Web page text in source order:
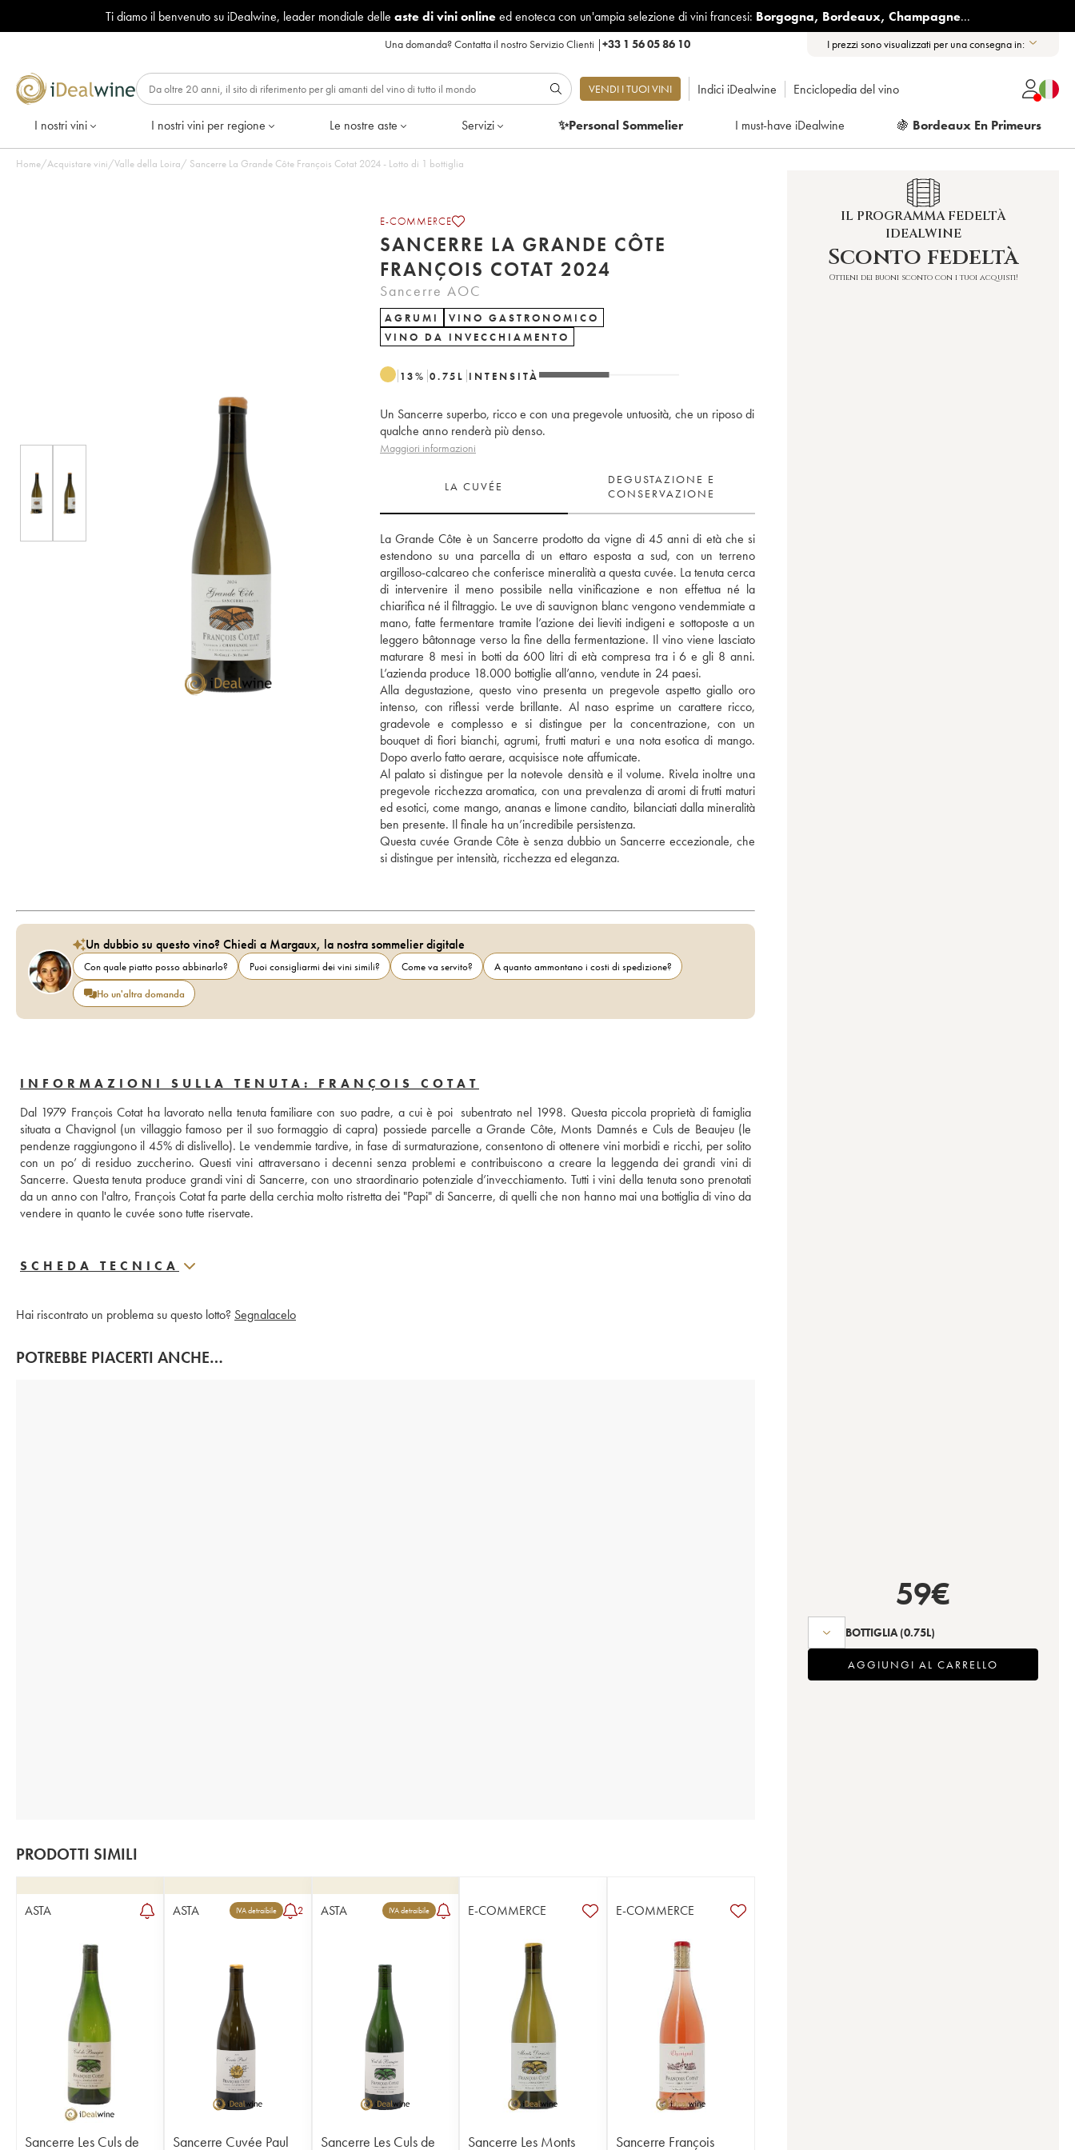
Ti diamo il benvenuto su iDealwine, leader mondiale delle aste di vini onlineed enoteca con un'ampia selezione di vini francesi: Borgogna, Bordeaux, Champagne...
Una domanda?Contatta il nostro Servizio Clienti |+33 1 56 05 86 10 I prezzi sono visualizzati per una consegna in:
VENDI I TUOI VINI Indici iDealwine Enciclopedia del vino
I nostri vini I nostri vini per regione Le nostre aste Servizi ✨Personal Sommelier I must-have iDealwine 🍇 Bordeaux En Primeurs
Home/Acquistare vini/Valle della Loira/ Sancerre La Grande Côte François Cotat 2024 - Lotto di 1 bottiglia
E-COMMERCE
SANCERRE LA GRANDE CÔTE
FRANÇOIS COTAT 2024
Sancerre AOC
AGRUMI
VINO GASTRONOMICO
VINO DA INVECCHIAMENTO
13% 0.75 L INTENSITÀ
Un Sancerre superbo, ricco e con una pregevole untuosità, che un riposo di
qualche anno renderà più denso.
Maggiori informazioni
LA CUVÉE
DEGUSTAZIONE E
CONSERVAZIONE
La Grande Côte è un Sancerre prodotto da vigne di 45 anni di età che si
estendono su una parcella di un ettaro esposta a sud, con un terreno
argilloso-calcareo che conferisce mineralità a questa cuvée. La tenuta cerca
di intervenire il meno possibile nella vinificazione e non effettua né la
chiarifica né il filtraggio. Le uve di sauvignon blanc vengono vendemmiate a
mano, fatte fermentare tramite l’azione dei lieviti indigeni e sottoposte a un
leggero bâtonnage verso la fine della fermentazione. Il vino viene lasciato
maturare 8 mesi in botti da 600 litri di età compresa tra i 6 e gli 8 anni.
L’azienda produce 18.000 bottiglie all’anno, vendute in 24 paesi.
Alla degustazione, questo vino presenta un pregevole aspetto giallo oro
intenso, con riflessi verde brillante. Al naso esprime un carattere ricco,
gradevole e complesso e si distingue per la concentrazione, con un
bouquet di fiori bianchi, agrumi, frutti maturi e una nota esotica di mango.
Dopo averlo fatto aerare, acquisisce note affumicate.
Al palato si distingue per la notevole densità e il volume. Rivela inoltre una
pregevole ricchezza aromatica, con una prevalenza di aromi di frutti maturi
ed esotici, come mango, ananas e limone candito, bilanciati dalla mineralità
ben presente. Il finale ha un’incredibile persistenza.
Questa cuvée Grande Côte è senza dubbio un Sancerre eccezionale, che
si distingue per intensità, ricchezza ed eleganza.
Un dubbio su questo vino? Chiedi a Margaux, la nostra sommelier digitale
Con quale piatto posso abbinarlo? Puoi consigliarmi dei vini simili? Come va servito?
A quanto ammontano i costi di spedizione?
Ho un'altra domanda
INFORMAZIONI SULLA TENUTA: FRANÇOIS COTAT
Dal 1979 François Cotat ha lavorato nella tenuta familiare con suo padre, a cui è poi  subentrato nel 1998. Questa piccola proprietà di famiglia
situata a Chavignol (un villaggio famoso per il suo formaggio di capra) possiede parcelle a Grande Côte, Monts Damnés e Culs de Beaujeu (le
pendenze raggiungono il 45% di dislivello). Le vendemmie tardive, in fase di surmaturazione, consentono di ottenere vini morbidi e ricchi, per solito
con un po’ di residuo zuccherino. Questi vini attraversano i decenni senza problemi e contribuiscono a creare la leggenda dei grandi vini di
Sancerre. Questa tenuta produce grandi vini di Sancerre, con uno straordinario potenziale d’invecchiamento. Tutti i vini della tenuta sono prenotati
da un anno con l'altro, François Cotat fa parte della cerchia molto ristretta dei "Papi" di Sancerre, di quelli che non hanno mai una bottiglia di vino da
vendere in quanto le cuvée sono tutte riservate.
SCHEDA TECNICA
Hai riscontrato un problema su questo lotto? Segnalacelo
POTREBBE PIACERTI ANCHE…
PRODOTTI SIMILI
ASTA
Sancerre Les Culs de
ASTA IVA detraibile 2
Sancerre Cuvée Paul
ASTA IVA detraibile
Sancerre Les Culs de
E-COMMERCE
Sancerre Les Monts
E-COMMERCE
Sancerre François
IL PROGRAMMA FEDELTÀ
IDEALWINE
Sconto fedeltà
Ottieni dei buoni sconto con i tuoi acquisti!
59€
BOTTIGLIA (0.75L)
AGGIUNGI AL CARRELLO